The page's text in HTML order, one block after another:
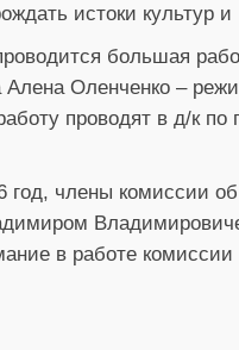
истоки культур
большая
Алена Оленченко –
проводят в д/к
год, члены комиссии
в работе